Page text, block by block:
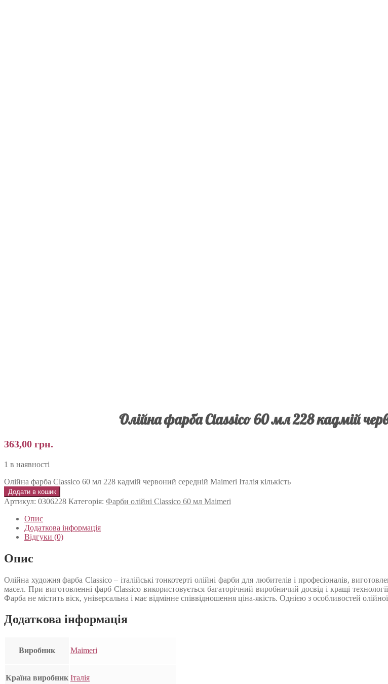
Олійна фарба Classico 60 мл 228 кадмій
363,00 грн.
1 в наявності
Олійна фарба Classico 60 мл 228 кадмій червоний середній Maimeri Італія кількість
Додати в кошик
Артикул: 0306228 Категорія: Фарби олійні Classico 60 мл Maimeri
Опис
Додаткова інформація
Відгуки (0)
Опис
Олійна художня фарба Classico – італійські тонкотерті олійні фарби для любителів і професіоналів,
масел. При виготовленні фарб Classico використовується багаторічний виробничий досвід і кращі
Фарба не містить віск, універсальна і має відмінне співвідношення ціна-якість. Однією з особливостей
Додаткова інформація
Виробник Maimeri
Країна виробник Італія